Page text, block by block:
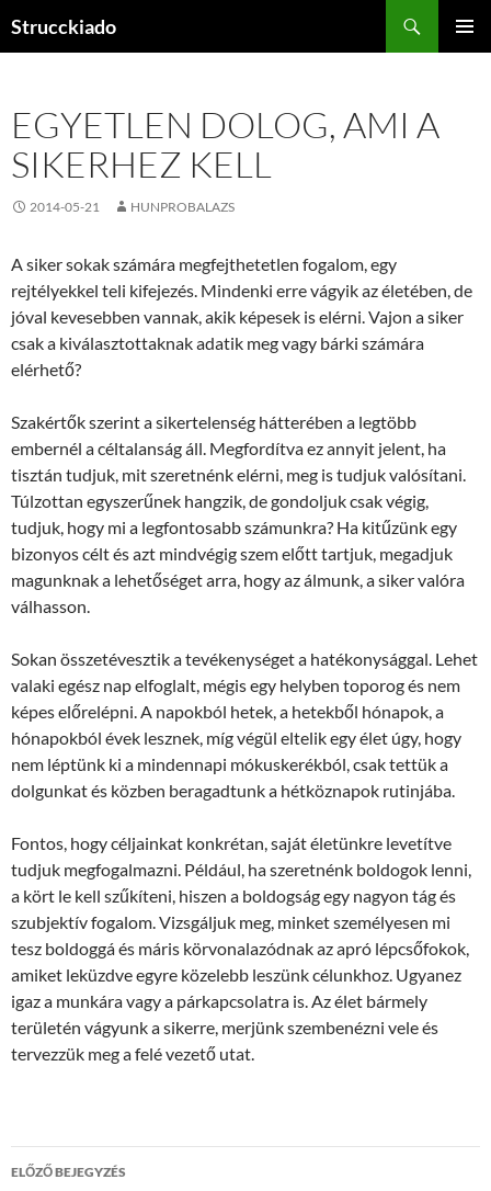
Strucckiado
EGYETLEN DOLOG, AMI A
SIKERHEZ KELL
2014-05-21 HUNPROBALAZS
A siker sokak számára megfejthetetlen fogalom, egy
rejtélyekkel teli kifejezés. Mindenki erre vágyik az életében, de
jóval kevesebben vannak, akik képesek is elérni. Vajon a siker
csak a kiválasztottaknak adatik meg vagy bárki számára
elérhető?
Szakértők szerint a sikertelenség hátterében a legtöbb
embernél a céltalanság áll. Megfordítva ez annyit jelent, ha
tisztán tudjuk, mit szeretnénk elérni, meg is tudjuk valósítani.
Túlzottan egyszerűnek hangzik, de gondoljuk csak végig,
tudjuk, hogy mi a legfontosabb számunkra? Ha kitűzünk egy
bizonyos célt és azt mindvégig szem előtt tartjuk, megadjuk
magunknak a lehetőséget arra, hogy az álmunk, a siker valóra
válhasson.
Sokan összetévesztik a tevékenységet a hatékonysággal. Lehet
valaki egész nap elfoglalt, mégis egy helyben toporog és nem
képes előrelépni. A napokból hetek, a hetekből hónapok, a
hónapokból évek lesznek, míg végül eltelik egy élet úgy, hogy
nem léptünk ki a mindennapi mókuskerékból, csak tettük a
dolgunkat és közben beragadtunk a hétköznapok rutinjába.
Fontos, hogy céljainkat konkrétan, saját életünkre levetítve
tudjuk megfogalmazni. Például, ha szeretnénk boldogok lenni,
a kört le kell szűkíteni, hiszen a boldogság egy nagyon tág és
szubjektív fogalom. Vizsgáljuk meg, minket személyesen mi
tesz boldoggá és máris körvonalazódnak az apró lépcsőfokok,
amiket leküzdve egyre közelebb leszünk célunkhoz. Ugyanez
igaz a munkára vagy a párkapcsolatra is. Az élet bármely
területén vágyunk a sikerre, merjünk szembenézni vele és
tervezzük meg a felé vezető utat.
Bejegyzések
ELŐZŐ BEJEGYZÉS